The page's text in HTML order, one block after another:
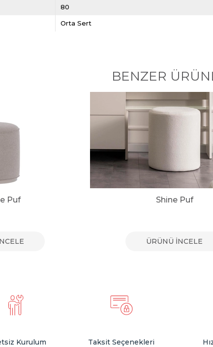
80
Orta Sert
BENZER
Puf Shine Puf
ÜRÜNÜ İNCELE
Kurulum Taksit Seçenekleri